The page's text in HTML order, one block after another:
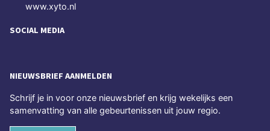
www.xyto.nl
SOCIAL MEDIA
NIEUWSBRIEF AANMELDEN
Schrijf je in voor onze nieuwsbrief en krijg wekelijks een
samenvatting van alle gebeurtenissen uit jouw regio.